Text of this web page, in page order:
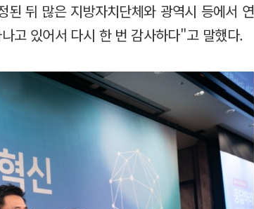
뒤 많은 지방자치단체와 광역시 등에서 연
고 있어서 다시 한 번 감사하다"고 말했다.